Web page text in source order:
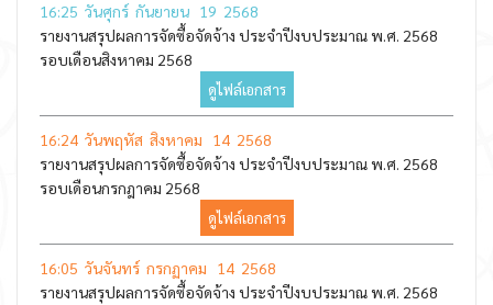
16:25 วันศุกร์ กันยายน 19 2568
รายงานสรุปผลการจัดซื้อจัดจ้าง ประจำปีงบประมาณ พ.ศ. 2568
รอบเดือนสิงหาคม 2568
ดูไฟล์เอกสาร
16:24 วันพฤหัส สิงหาคม 14 2568
รายงานสรุปผลการจัดซื้อจัดจ้าง ประจำปีงบประมาณ พ.ศ. 2568
รอบเดือนกรกฎาคม 2568
ดูไฟล์เอกสาร
16:05 วันจันทร์ กรกฏาคม 14 2568
รายงานสรุปผลการจัดซื้อจัดจ้าง ประจำปีงบประมาณ พ.ศ. 2568